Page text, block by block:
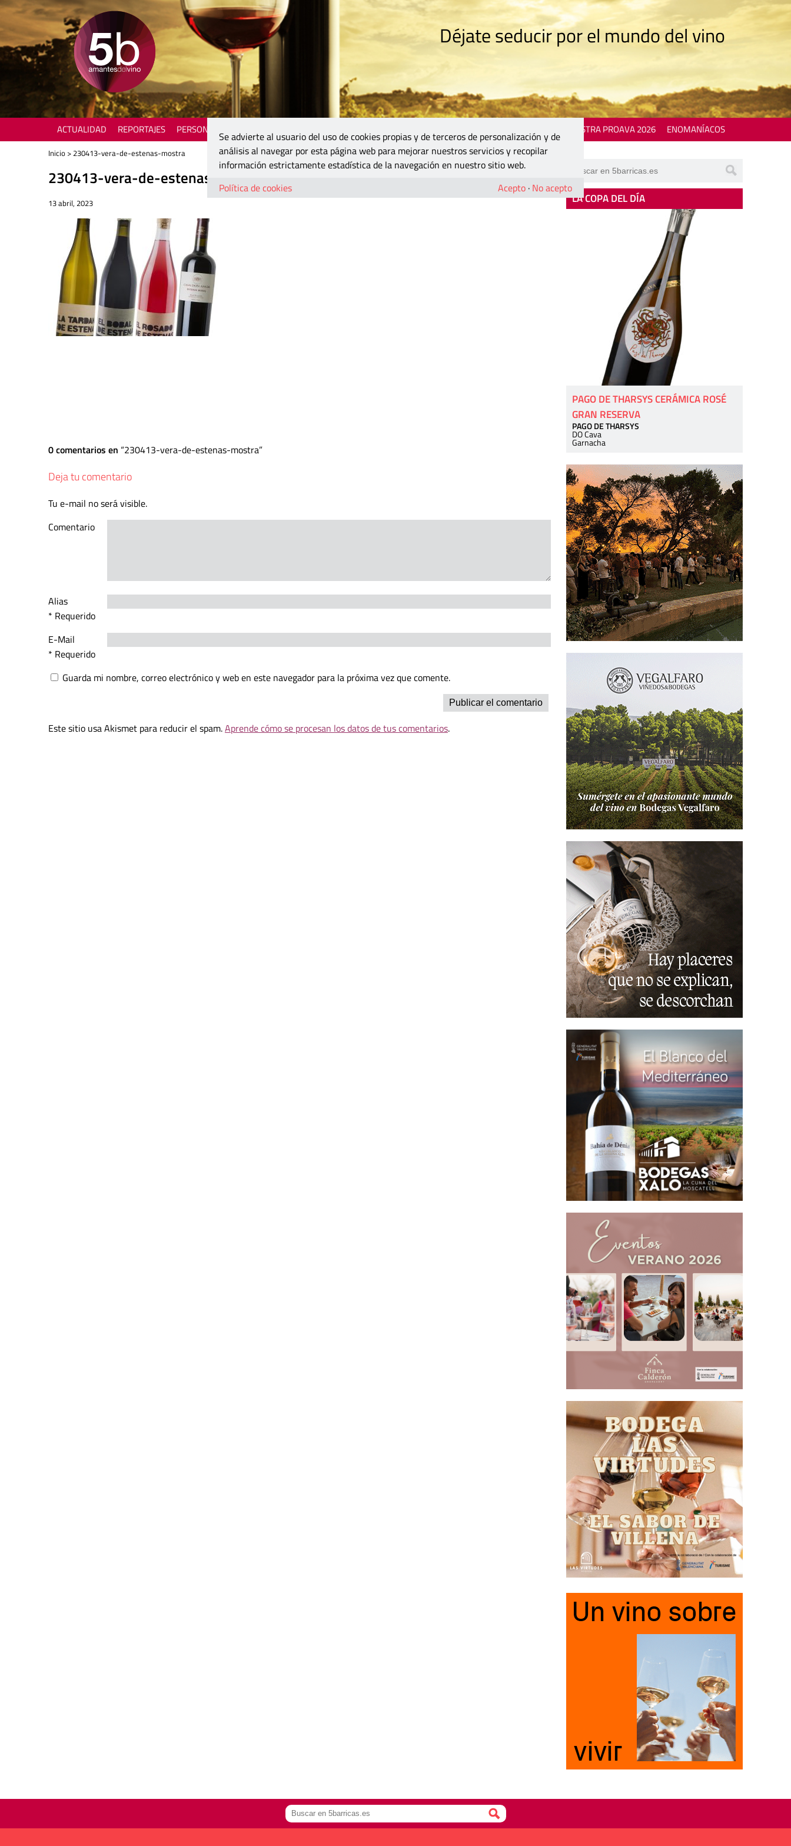
Déjate seducir por el mundo del vino
ACTUALIDAD REPORTAJES PERSONAJES MOSTRA PROAVA 2026 ENOMANÍACOS
Inicio > 230413-vera-de-estenas-mostra
230413-vera-de-estenas-mostra
13 abril, 2023
0 comentarios en 230413-vera-de-estenas-mostra
Deja tu comentario
Tu e-mail no será visible.
Comentario
Alias
* Requerido
E-Mail
* Requerido
Guarda mi nombre, correo electrónico y web en este navegador para la próxima vez que comente.
Este sitio usa Akismet para reducir el spam.Aprende cómo se procesan los datos de tus comentarios.
LA COPA DEL DÍA
PAGO DE THARSYS CERÁMICA ROSÉ
GRAN RESERVA
PAGO DE THARSYS
DO Cava
Garnacha
Se advierte al usuario del uso de cookies propias y de terceros de personalización y de
análisis al navegar por esta página web para mejorar nuestros servicios y recopilar
información estrictamente estadística de la navegación en nuestro sitio web.
Política de cookies
Acepto · No acepto